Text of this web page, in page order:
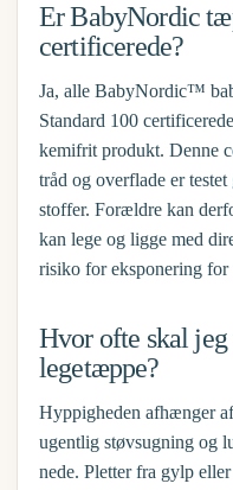
Er BabyNordic
certificerede?
Ja, alle BabyNordic™
Standard 100
kemifrit produkt. Denne
tråd og overflade er
stoffer. Forældre kan
kan lege og ligge med
risiko for eksponering for
Hvor ofte skal
legetæppe?
Hyppigheden afhænger
ugentlig støvsugning og
nede. Pletter fra gylp